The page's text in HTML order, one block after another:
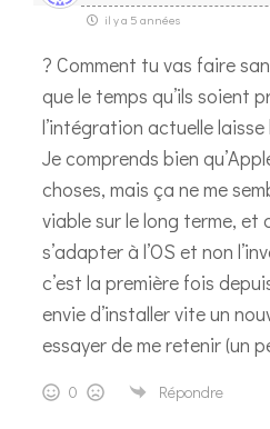
il y a 5 années
? Comment tu vas faire
que le temps qu’ils soient
l’intégration actuelle
Je comprends bien
choses, mais ça ne me
viable sur le long terme, et
s’adapter à l’OS et non
c’est la première fois
envie d’installer vite un
essayer de me retenir (un
0 Répondre